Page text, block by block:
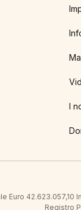
I
Euro 42.623.057,10
Registro